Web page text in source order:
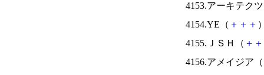
4153.アーキテク
4154.YE（ ＋ ＋ ＋
4155.ＪＳＨ（ ＋ ＋
4156.アメイジア（